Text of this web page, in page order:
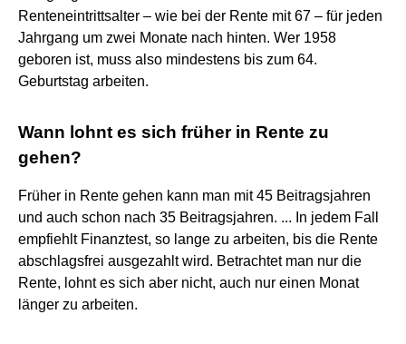
Renteneintrittsalter – wie bei der Rente mit 67 – für jeden
Jahrgang um zwei Monate nach hinten. Wer 1958
geboren ist, muss also mindestens bis zum 64.
Geburtstag arbeiten.
Wann lohnt es sich früher in Rente zu
gehen?
Früher in Rente gehen kann man mit 45 Beitragsjahren
und auch schon nach 35 Beitragsjahren. ... In jedem Fall
empfiehlt Finanztest, so lange zu arbeiten, bis die Rente
abschlagsfrei ausgezahlt wird. Betrachtet man nur die
Rente, lohnt es sich aber nicht, auch nur einen Monat
länger zu arbeiten.